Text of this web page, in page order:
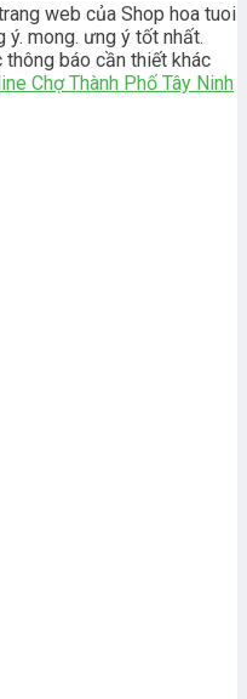
web của Shop hoa tuoi
mong. ưng ý tốt nhất.
thông báo cần thiết khác
Chợ Thành Phố Tây Ninh